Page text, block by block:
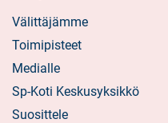
Välittäjämme
Toimipisteet
Medialle
Sp-Koti Keskusyksikkö
Suosittele